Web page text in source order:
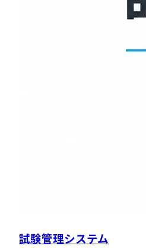
試験管理システム